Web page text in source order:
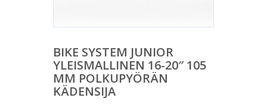
BIKE SYSTEM JUNIOR
YLEISMALLINEN 16-20″ 105
MM POLKUPYÖRÄN
KÄDENSIJA